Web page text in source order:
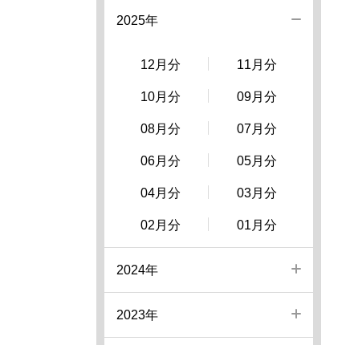
2025年
12月分 11月分
10月分 09月分
08月分 07月分
06月分 05月分
04月分 03月分
02月分 01月分
2024年
2023年